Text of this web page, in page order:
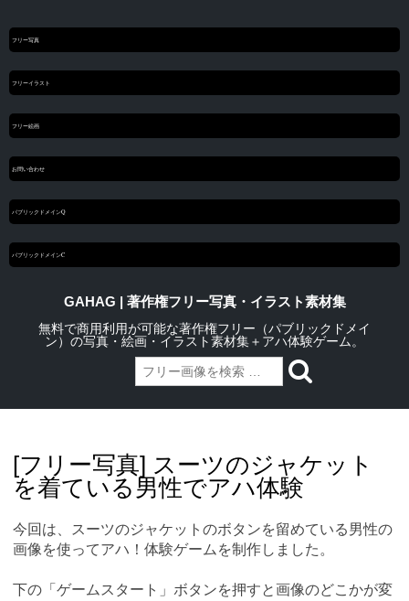
フリー写真
フリーイラスト
フリー絵画
お問い合わせ
パブリックドメインQ
パブリックドメインC
GAHAG | 著作権フリー写真・イラスト素材集
無料で商用利用が可能な著作権フリー（パブリックドメイ
ン）の写真・絵画・イラスト素材集＋アハ体験ゲーム。
content[フリー写真] スーツのジャケット
を着ている男性でアハ体験
今回は、スーツのジャケットのボタンを留めている男性の
画像を使ってアハ！体験ゲームを制作しました。
下の「ゲームスタート」ボタンを押すと画像のどこかが変